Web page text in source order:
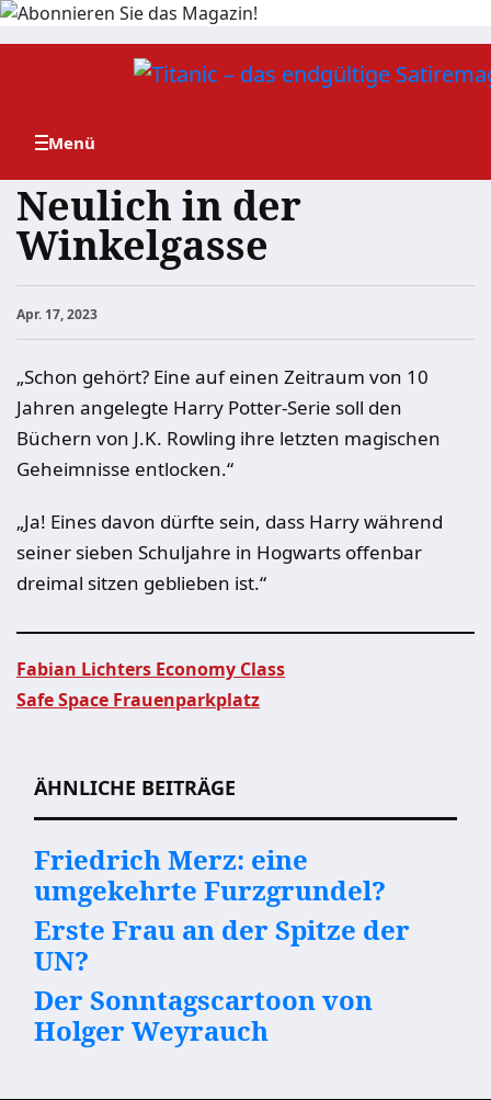
Zum
Neulich in der
Winkelgasse
Apr. 17, 2023
„Schon gehört? Eine auf einen Zeitraum von 10
Jahren angelegte Harry Potter-Serie soll den
Büchern von J.K. Rowling ihre letzten magischen
Geheimnisse entlocken.“
„Ja! Eines davon dürfte sein, dass Harry während
seiner sieben Schuljahre in Hogwarts offenbar
dreimal sitzen geblieben ist.“
Fabian Lichters Economy Class
Safe Space Frauenparkplatz
ÄHNLICHE BEITRÄGE
Friedrich Merz: eine
umgekehrte Furzgrundel?
Erste Frau an der Spitze der
UN?
Der Sonntagscartoon von
Holger Weyrauch